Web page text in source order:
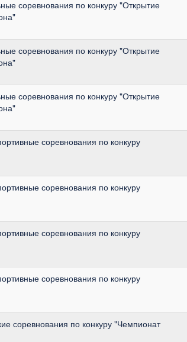
соревнования по конкуру "Открытие
соревнования по конкуру "Открытие
соревнования по конкуру "Открытие
соревнования по конкуру
соревнования по конкуру
соревнования по конкуру
соревнования по конкуру
соревнования по конкуру "Чемпионат